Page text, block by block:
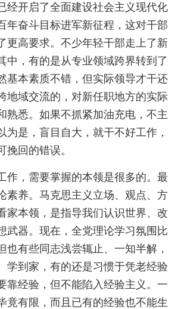
经开启了全面建设社会主义现代化
年奋斗目标进军新征程，这对干部
更高要求。不少年轻干部走上了新
中，有的是从专业领域跨界转到了
基本素质不错，但实际领导才干还
地域交流的，对新任职地方的实际
熟悉。如果不抓紧加油充电，不主
为是，盲目自大，就干不好工作，
挽回的错误。
作，需要掌握的本领是很多的。最
素养。马克思主义立场、观点、方
家本领，是指导我们认识世界、改
武器。现在，全党理论学习氛围比
也有些同志浅尝辄止、一知半解，
学到家，有的还是习惯于凭老经验
靠经验，但不能陷入经验主义。一
竟有限，而且已有的经验也不能生